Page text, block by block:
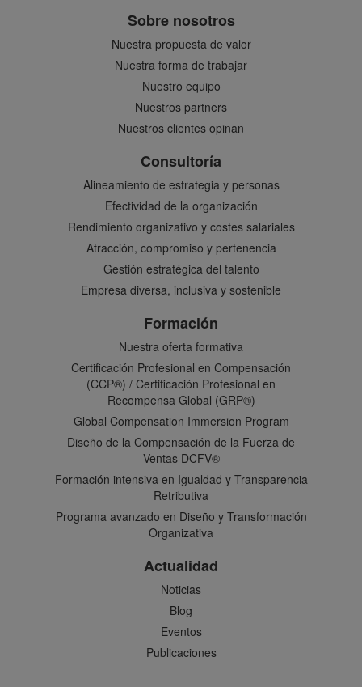
Sobre nosotros
Nuestra propuesta de valor
Nuestra forma de trabajar
Nuestro equipo
Nuestros partners
Nuestros clientes opinan
Consultoría
Alineamiento de estrategia y personas
Efectividad de la organización
Rendimiento organizativo y costes salariales
Atracción, compromiso y pertenencia
Gestión estratégica del talento
Empresa diversa, inclusiva y sostenible
Formación
Nuestra oferta formativa
Certificación Profesional en Compensación
(CCP®) / Certificación Profesional en
Recompensa Global (GRP®)
Global Compensation Immersion Program
Diseño de la Compensación de la Fuerza de
Ventas DCFV®
Formación intensiva en Igualdad y Transparencia
Retributiva
Programa avanzado en Diseño y Transformación
Organizativa
Actualidad
Noticias
Blog
Eventos
Publicaciones